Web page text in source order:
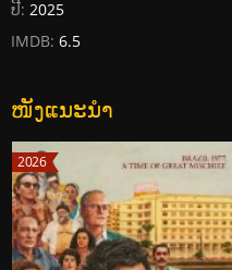
ປີ: 2025
IMDB: 6.5
ໜັງແນະນໍາ
2026